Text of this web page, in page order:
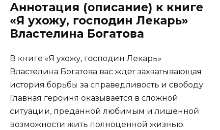
Аннотация (описание) к книге
«Я ухожу, господин Лекарь»
Властелина Богатова
В книге «Я ухожу, господин Лекарь»
Властелина Богатова вас ждет захватывающая
история борьбы за справедливость и свободу.
Главная героиня оказывается в сложной
ситуации, преданной любимым и лишенной
возможности жить полноценной жизнью.